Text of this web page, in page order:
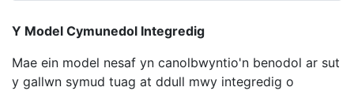
Y Model Cymunedol Integredig
Mae ein model nesaf yn canolbwyntio'n benodol ar sut
y gallwn symud tuag at ddull mwy integredig o